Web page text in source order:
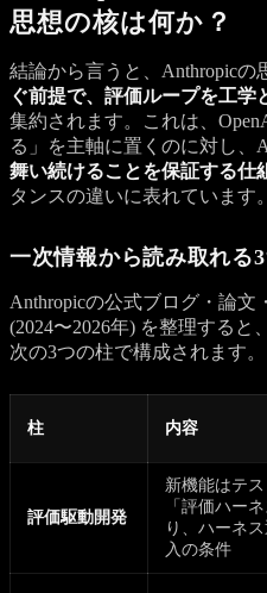
思想の核は何か？
結論から言うと、Anthropicの
ぐ前提で、評価ループを工学
集約されます。これは、
る」を主軸に置くのに対し、
舞い続けることを保証する仕
タンスの違いに表れています。
一次情報から読み取れる
Anthropicの公式ブログ・論文
(2024〜2026年) を整理する
次の3つの柱で構成されます。
柱 内容
評価駆動開発
新機能はテス
「評価ハー
り、ハーネ
入の条件